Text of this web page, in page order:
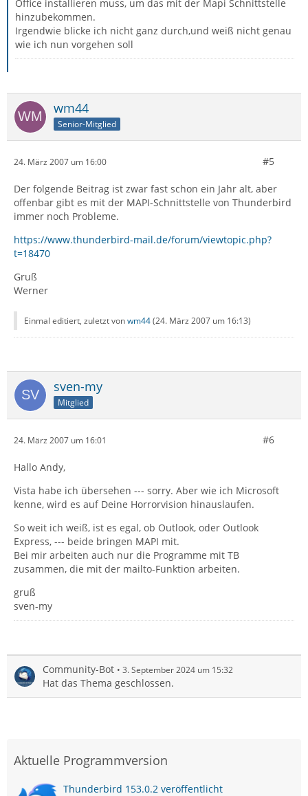
Office installieren muss, um das mit der Mapi Schnittstelle
hinzubekommen.
Irgendwie blicke ich nicht ganz durch,und weiß nicht genau
wie ich nun vorgehen soll
wm44
Senior-Mitglied
24. März 2007 um 16:00 #5
Der folgende Beitrag ist zwar fast schon ein Jahr alt, aber
offenbar gibt es mit der MAPI-Schnittstelle von Thunderbird
immer noch Probleme.
https://www.thunderbird-mail.de/forum/viewtopic.php?
t=18470
Gruß
Werner
Einmal editiert, zuletzt vonwm44(24. März 2007 um 16:13)
sven-my
Mitglied
24. März 2007 um 16:01 #6
Hallo Andy,
Vista habe ich übersehen --- sorry. Aber wie ich Microsoft
kenne, wird es auf Deine Horrorvision hinauslaufen.
So weit ich weiß, ist es egal, ob Outlook, oder Outlook
Express, --- beide bringen MAPI mit.
Bei mir arbeiten auch nur die Programme mit TB
zusammen, die mit der mailto-Funktion arbeiten.
gruß
sven-my
Community-Bot 3. September 2024 um 15:32
Hat das Thema geschlossen.
Aktuelle Programmversion
Thunderbird 153.0.2 veröffentlicht